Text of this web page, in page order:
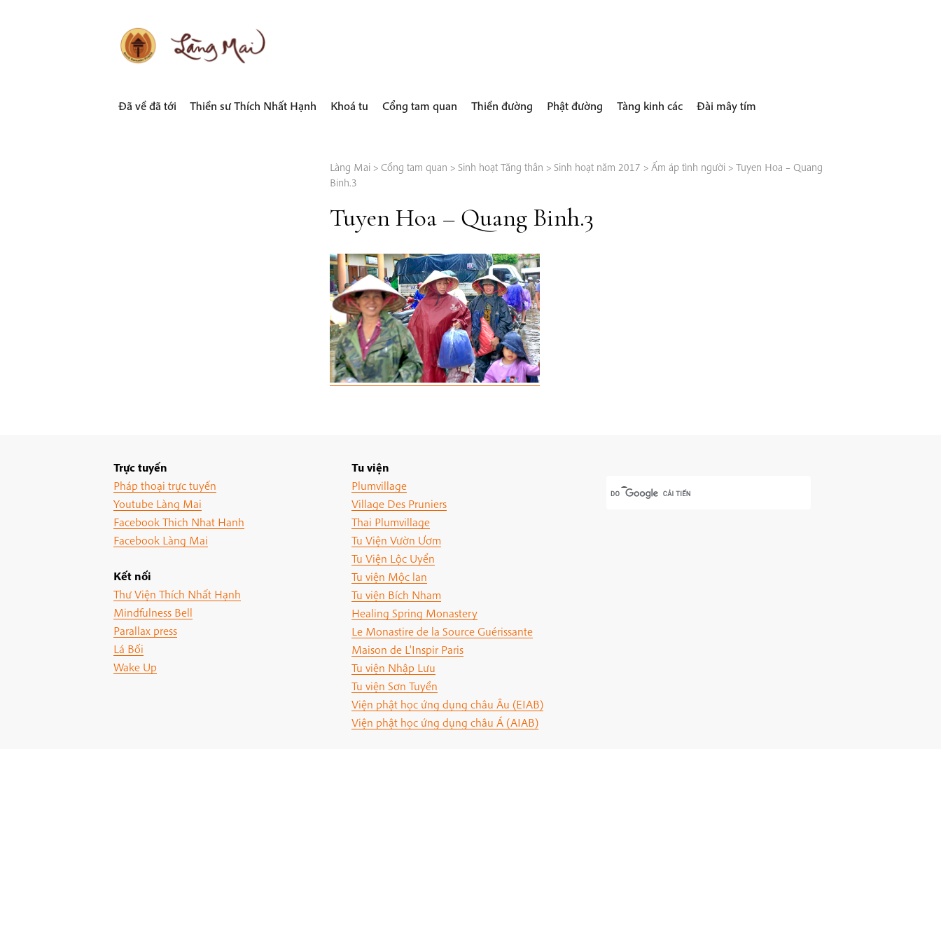
LÀNG MAI
Đã về đã tới Thiền sư Thích Nhất Hạnh Khoá tu Cổng tam quan Thiền đường Phật đường Tàng kinh các Đài mây tím
Làng Mai> Cổng tam quan > Sinh hoạt Tăng thân > Sinh hoạt năm 2017 > Ấm áp tình người> Tuyen Hoa – Quang
Binh.3
Tuyen Hoa – Quang Binh.3
Trực tuyến
Pháp thoại trực tuyến
Youtube Làng Mai
Facebook Thich Nhat Hanh
Facebook Làng Mai
Kết nối
Thư Viện Thích Nhất Hạnh
Mindfulness Bell
Parallax press
Lá Bối
Wake Up
Tu viện
Plumvillage
Village Des Pruniers
Thai Plumvillage
Tu Viện Vườn Ươm
Tu Viện Lộc Uyển
Tu viện Mộc lan
Tu viện Bích Nham
Healing Spring Monastery
Le Monastire de la Source Guérissante
Maison de L'Inspir Paris
Tu viện Nhập Lưu
Tu viện Sơn Tuyền
Viện phật học ứng dụng châu Âu (EIAB)
Viện phật học ứng dụng châu Á (AIAB)